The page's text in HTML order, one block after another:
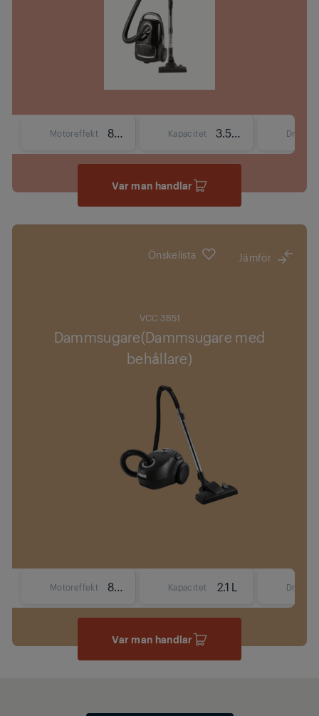
Motoreffekt 800 W Kapacitet 3.5 L
Var man handlar
Önskelista Jämför
VCC 3851
Dammsugare(Dammsugare med
behållare)
Motoreffekt 800 W Kapacitet 2.1 L
Var man handlar